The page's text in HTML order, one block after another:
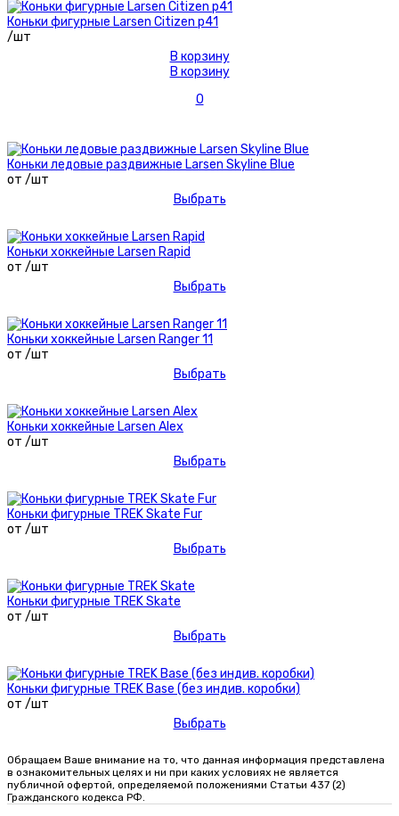
Коньки фигурные Larsen Citizen р41
/шт
В корзину
В корзину
0
Коньки ледовые раздвижные Larsen Skyline Blue
от /шт
Выбрать
Коньки хоккейные Larsen Rapid
от /шт
Выбрать
Коньки хоккейные Larsen Ranger 11
от /шт
Выбрать
Коньки хоккейные Larsen Alex
от /шт
Выбрать
Коньки фигурные TREK Skate Fur
от /шт
Выбрать
Коньки фигурные TREK Skate
от /шт
Выбрать
Коньки фигурные TREK Base (без индив. коробки)
от /шт
Выбрать
Обращаем Ваше внимание на то, что данная информация представлена
в ознакомительных целях и ни при каких условиях не является
публичной офертой, определяемой положениями Статьи 437 (2)
Гражданского кодекса РФ.